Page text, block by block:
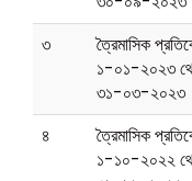
৩
ত্রৈমাসিক
১-০১-২০২৩
৩১-০৩-২০২৩
৪
ত্রৈমাসিক
১-১০-২০২২